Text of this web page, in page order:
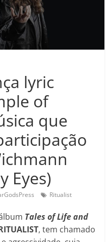
lyric
of
que
Eyes)
Ritualist
Tales of Life and
, tem chamado